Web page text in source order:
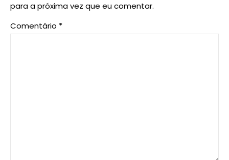
para a próxima vez que eu comentar.
Comentário *